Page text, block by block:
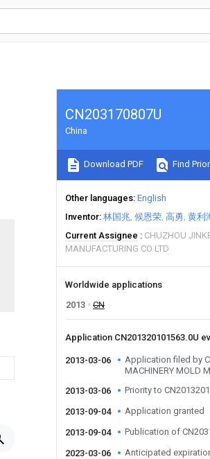
CN203170807U
China
Download PDF Find
Other languages English
Inventor 林国兆 候恩荣 高勇 黄利
Current Assignee
CHUZHOU
MANUFACTURING CO LTD
Worldwide applications
2013
CN
Application CN201320101563.0U
2013-03-06
Application filed by
MACHINERY MOLD
2013-03-06
Priority to
2013-09-04 Application granted
2013-09-04 Publication of
2023-03-06 Anticipated